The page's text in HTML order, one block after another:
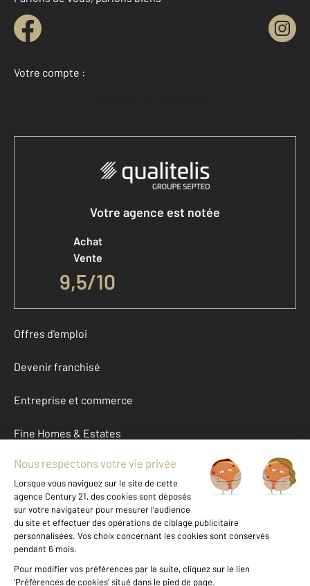
Votre compte :
Accéder à mon compte
Votre agence est notée
Achat
Vente
9,5/10
Offres d'emploi
Devenir franchisé
Entreprise et commerce
Fine Homes & Estates
À propos
International
Nous contacter